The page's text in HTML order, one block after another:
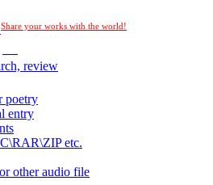
Share your works with the world!
review
poetry
entry
etc.
other audio file